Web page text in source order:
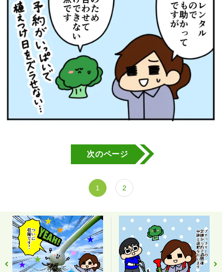
次のページ
1 2